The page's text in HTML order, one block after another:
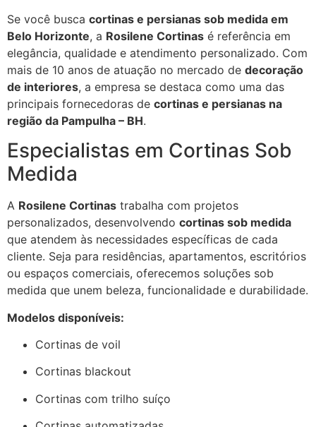
Se você busca cortinas e persianas sob medida em
Belo Horizonte, a Rosilene Cortinas é referência em
elegância, qualidade e atendimento personalizado. Com
mais de 10 anos de atuação no mercado de decoração
de interiores, a empresa se destaca como uma das
principais fornecedoras de cortinas e persianas na
região da Pampulha – BH.
Especialistas em Cortinas Sob
Medida
A Rosilene Cortinas trabalha com projetos
personalizados, desenvolvendo cortinas sob medida
que atendem às necessidades específicas de cada
cliente. Seja para residências, apartamentos, escritórios
ou espaços comerciais, oferecemos soluções sob
medida que unem beleza, funcionalidade e durabilidade.
Modelos disponíveis:
Cortinas de voil
Cortinas blackout
Cortinas com trilho suíço